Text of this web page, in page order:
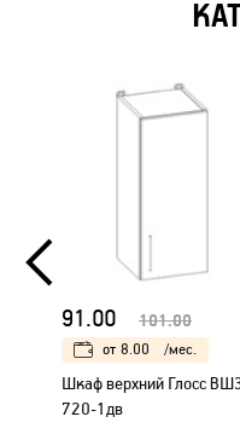
91.00 101.00
от 8.00 /мес.
Шкаф верхний Глосс
720-1дв